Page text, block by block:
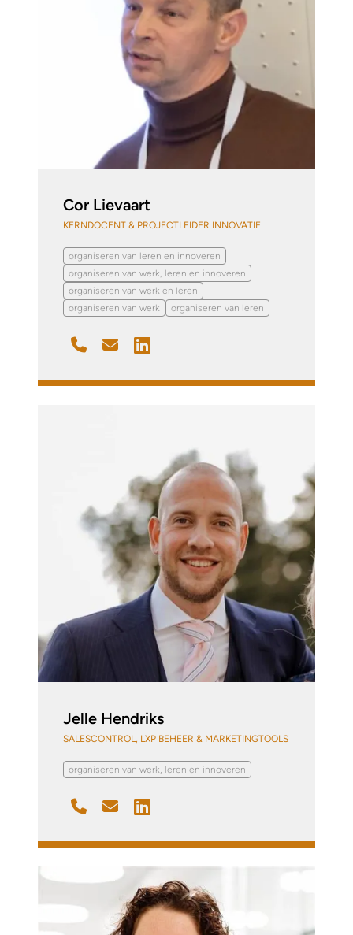
Cor Lievaart
KERNDOCENT & PROJECTLEIDER INNOVATIE
organiseren van leren en innoveren
organiseren van werk, leren en innoveren
organiseren van werk en leren
organiseren van werk
organiseren van leren
Jelle Hendriks
SALESCONTROL, LXP BEHEER & MARKETINGTOOLS
organiseren van werk, leren en innoveren